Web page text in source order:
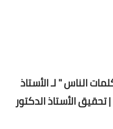
الناس " لـ الأستاذ
الأستاذ الدكتور